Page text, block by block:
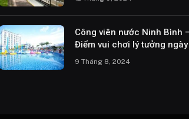
Công viên nước Ninh Bình –
Điểm vui chơi lý tưởng
9 Tháng 8, 2024